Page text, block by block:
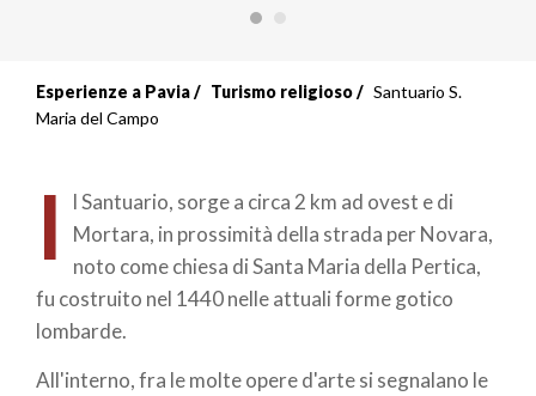
Esperienze a Pavia Turismo religioso
Santuario S.
Maria del Campo
I
l Santuario, sorge a circa 2 km ad ovest e di
Mortara, in prossimità della strada per Novara,
noto come chiesa di Santa Maria della Pertica,
fu costruito nel 1440 nelle attuali forme gotico
lombarde.
All'interno, fra le molte opere d'arte si segnalano le